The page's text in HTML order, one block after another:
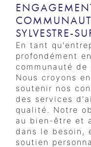
SYLVESTRE-
En tant
profondément
communauté
Nous croyons
soutenir nos
des services
qualité. Notre
au bien-être et
dans le besoin,
soutien